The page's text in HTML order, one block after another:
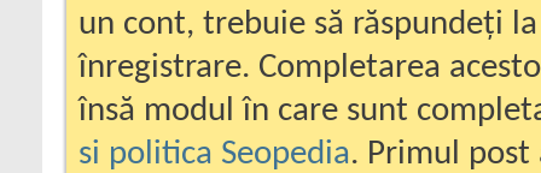
un cont, trebuie să răspundeți
înregistrare. Completarea
însă modul în care sunt
si politica Seopedia. Primul